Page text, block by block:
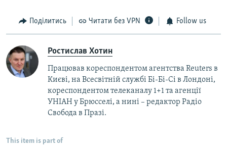
Поділитись Читати без VPN Follow us
Ростислав Хотин
Працював кореспондентом агентства Reuters в
Києві, на Всесвітній службі Бі-Бі-Сі в Лондоні,
кореспондентом телеканалу 1+1 та агенції
УНІАН у Брюсселі, а нині – редактор Радіо
Свобода в Празі.
This item is part of